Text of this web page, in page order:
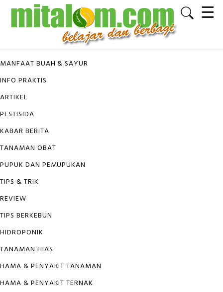
☰
✕
MANFAAT BUAH & SAYUR
INFO PRAKTIS
ARTIKEL
PESTISIDA
KABAR BERITA
TANAMAN OBAT
PUPUK DAN PEMUPUKAN
TIPS & TRIK
REVIEW
TIPS BERKEBUN
HIDROPONIK
TANAMAN HIAS
HAMA & PENYAKIT TANAMAN
HAMA & PENYAKIT TERNAK